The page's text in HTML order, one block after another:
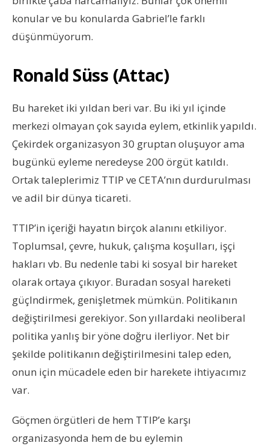
konular ve bu konularda Gabriel’le farklı
düşünmüyorum.
Ronald Süss (Attac)
Bu hareket iki yıldan beri var. Bu iki yıl içinde
merkezi olmayan çok sayıda eylem, etkinlik yapıldı.
Çekirdek organizasyon 30 gruptan oluşuyor ama
bugünkü eyleme neredeyse 200 örgüt katıldı.
Ortak taleplerimiz TTIP ve CETA’nın durdurulması
ve adil bir dünya ticareti.
TTIP’in içeriği hayatın birçok alanını etkiliyor.
Toplumsal, çevre, hukuk, çalışma koşulları, işçi
hakları vb. Bu nedenle tabi ki sosyal bir hareket
olarak ortaya çıkıyor. Buradan sosyal hareketi
güçlndirmek, genişletmek mümkün. Politikanın
değiştirilmesi gerekiyor. Son yıllardaki neoliberal
politika yanlış bir yöne doğru ilerliyor. Net bir
şekilde politikanın değiştirilmesini talep eden,
onun için mücadele eden bir harekete ihtiyacımız
var.
Göçmen örgütleri de hem TTIP’e karşı
organizasyonda hem de bu eylemin